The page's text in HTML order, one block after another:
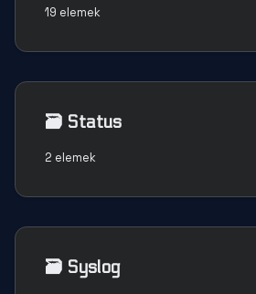
19 elemek
🗃️ Status
2 elemek
🗃️ Syslog